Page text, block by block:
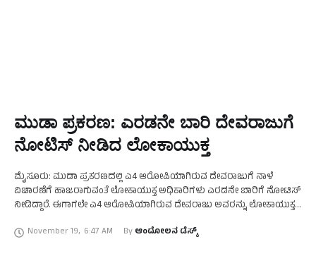
ಮುಡಾ ಪ್ರಕರಣ: ಎರಡನೇ ಬಾರಿ ದೇವರಾಜುಗೆ
ನೋಟಿಸ್‌ ನೀಡಿದ ಲೋಕಾಯುಕ್ತ
ಮೈಸೂರು: ಮುಡಾ ಪ್ರಕರಣದಲ್ಲಿ ಎ4 ಆರೋಪಿಯಾಗಿರುವ ದೇವರಾಜುಗೆ ನಾಳೆ
ವಿಚಾರಣೆಗೆ ಹಾಜರಾಗುವಂತೆ ಲೋಕಾಯುಕ್ತ ಅಧಿಕಾರಿಗಳು ಎರಡನೇ ಬಾರಿಗೆ ನೋಟಿಸ್‌
ನೀಡಿದ್ದಾರೆ. ಈಗಾಗಲೇ ಎ4 ಆರೋಪಿಯಾಗಿರುವ ದೇವರಾಜು ಅವರನ್ನು ಲೋಕಾಯುಕ್ತ
November 19, 6:47 AM By ಆಂದೋಲನ ಡೆಸ್ಕ್